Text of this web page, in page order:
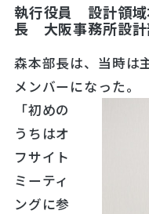
執行役員 設計領
長 大阪事務所設
森本部長は、当時は
メンバーになった。
「初めの
うちはオ
フサイト
ミーティ
ングに参